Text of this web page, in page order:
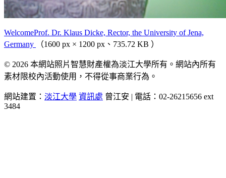
WelcomeProf. Dr. Klaus Dicke, Rector, the University of Jena,
Germany
（1600 px × 1200 px、735.72 KB ）
© 2026 本網站照片智慧財產權為淡江大學所有。網站內所有
素材限校內活動使用，不得從事商業行為。
網站建置： 淡江大學 資訊處 曾江安 | 電話：02-26215656 ext
3484